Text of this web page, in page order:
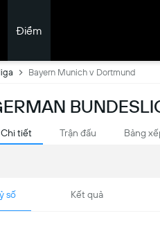
Điểm
Bayern Munich v Dortmund
Chi tiết Trận đấu Bảng
số Kết quả